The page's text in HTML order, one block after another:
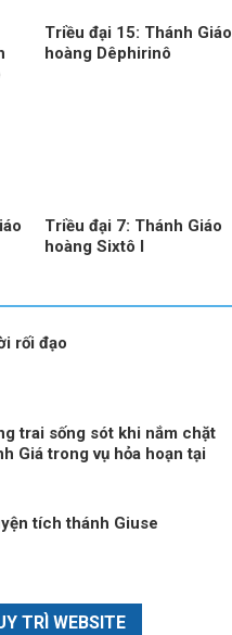
Vinh
Triều đại 15: Thánh Giáo
hoàng Dêphirinô
Triều đại 7: Thánh Giáo
hoàng Sixtô I
rối đạo
trai sống sót khi nắm chặt
Giá trong vụ hỏa hoạn tại
tích thánh Giuse
TRÌ WEBSITE